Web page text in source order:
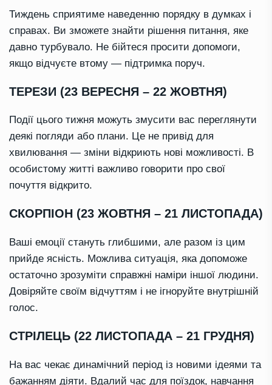
Тиждень сприятиме наведенню порядку в думках і
справах. Ви зможете знайти рішення питання, яке
давно турбувало. Не бійтеся просити допомоги,
якщо відчуєте втому — підтримка поруч.
ТЕРЕЗИ (23 ВЕРЕСНЯ – 22 ЖОВТНЯ)
Події цього тижня можуть змусити вас переглянути
деякі погляди або плани. Це не привід для
хвилювання — зміни відкриють нові можливості. В
особистому житті важливо говорити про свої
почуття відкрито.
СКОРПІОН (23 ЖОВТНЯ – 21 ЛИСТОПАДА)
Ваші емоції стануть глибшими, але разом із цим
прийде ясність. Можлива ситуація, яка допоможе
остаточно зрозуміти справжні наміри іншої людини.
Довіряйте своїм відчуттям і не ігноруйте внутрішній
голос.
СТРІЛЕЦЬ (22 ЛИСТОПАДА – 21 ГРУДНЯ)
На вас чекає динамічний період із новими ідеями та
бажанням діяти. Вдалий час для поїздок, навчання